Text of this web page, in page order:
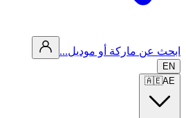
ابحث عن ماركة أو موديل...
EN
🇦🇪AE